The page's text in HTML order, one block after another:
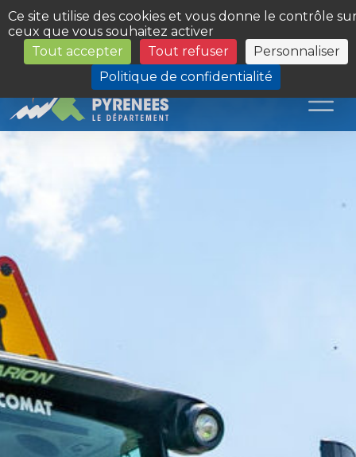
Panneau de gestion des cookies
Ce site utilise des cookies et vous donne le contrôle
ceux que vous souhaitez activer
Tout accepter
Tout refuser
Personnaliser
Politique de confidentialité
Les Sites du Département